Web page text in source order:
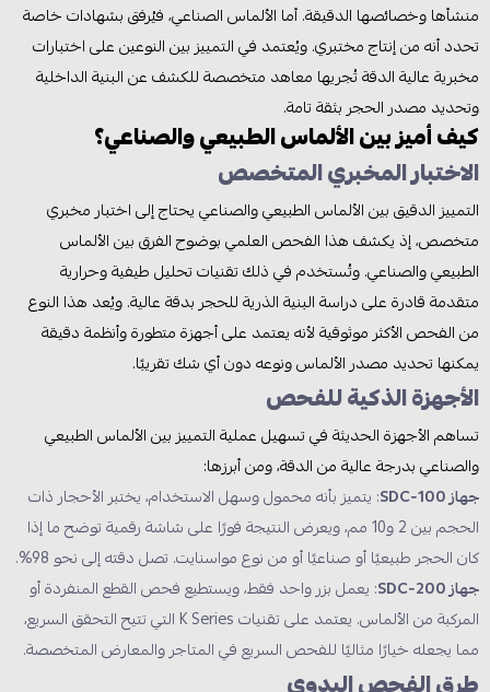
منشأها وخصائصها الدقيقة. أما الألماس الصناعي، فيُرفق بشهادات خاصة
تحدد أنه من إنتاج مختبري. ويُعتمد في التمييز بين النوعين على اختبارات
مخبرية عالية الدقة تُجريها معاهد متخصصة للكشف عن البنية الداخلية
وتحديد مصدر الحجر بثقة تامة.
كيف أميز بين الألماس الطبيعي والصناعي؟
الاختبار المخبري المتخصص
التمييز الدقيق بين الألماس الطبيعي والصناعي يحتاج إلى اختبار مخبري
متخصص، إذ يكشف هذا الفحص العلمي بوضوح الفرق بين الألماس
الطبيعي والصناعي. وتُستخدم في ذلك تقنيات تحليل طيفية وحرارية
متقدمة قادرة على دراسة البنية الذرية للحجر بدقة عالية. ويُعد هذا النوع
من الفحص الأكثر موثوقية لأنه يعتمد على أجهزة متطورة وأنظمة دقيقة
يمكنها تحديد مصدر الألماس ونوعه دون أي شك تقريبًا.
الأجهزة الذكية للفحص
تساهم الأجهزة الحديثة في تسهيل عملية التمييز بين الألماس الطبيعي
والصناعي بدرجة عالية من الدقة، ومن أبرزها:
جهاز SDC‑100
: يتميز بأنه محمول وسهل الاستخدام، يختبر الأحجار ذات
الحجم بين 2 و10 مم، ويعرض النتيجة فورًا على شاشة رقمية توضح ما إذا
كان الحجر طبيعيًا أو صناعيًا أو من نوع مواسنايت. تصل دقته إلى نحو 98%.
جهاز SDC‑200
: يعمل بزر واحد فقط، ويستطيع فحص القطع المنفردة أو
المركبة من الألماس. يعتمد على تقنيات K Series التي تتيح التحقق السريع،
مما يجعله خيارًا مثاليًا للفحص السريع في المتاجر والمعارض المتخصصة.